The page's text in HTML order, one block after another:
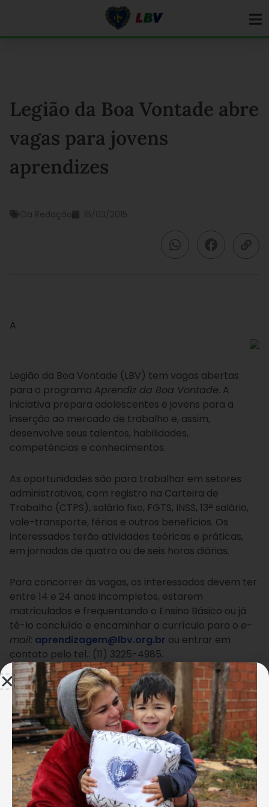
Legião da Boa Vontade abre
vagas para jovens
aprendizes
Da Redação 16/03/2015
A
Legião da Boa Vontade (LBV) tem vagas abertas
para o programa Aprendiz da Boa Vontade. A
iniciativa prepara adolescentes e jovens para a
inserção ao mercado de trabalho e, assim,
desenvolve seus talentos, habilidades,
competências e conhecimentos.
As oportunidades são para trabalhar em setores
administrativos, com registro na Carteira de
Trabalho (CTPS), salário fixo, FGTS, INSS, 13º salário,
vale-transporte, férias e outros benefícios. Os
interessados terão atividades teóricas e práticas,
em jornadas de quatro ou de seis horas diárias.
Para concorrer às vagas, os interessados devem ter
entre 14 e 24 anos incompletos, estarem
matriculados e frequentando o Ensino Básico ou já
tê-lo concluído e encaminhar o currículo para o e-
mail: aprendizagem@lbv.org.br ou entrar em
contato pelo tel.: (11) 3225-4985.
Oportunidade para as empresas cumprirem a
Lei da Aprendizagem
Conforme estabelece a legislação, toda empresa
deve cumprir uma cota de 5% a 15% de aprendizes,
calculada sobre o total de funcionários com funções
que demandem formação profissional. Podem ser
aprendizes, adolescentes e jovens entre 14 e 24
anos que estejam matriculados e frequentando o
Ensino Básico ou que o tenham concluído.